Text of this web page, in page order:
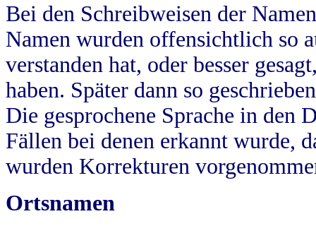
Bei den Schreibweisen der
Namen wurden offensichtlich so
verstanden hat, oder besser
haben. Später dann so
Die gesprochene Sprache in
Fällen bei denen erkannt wurde,
wurden Korrekturen
Ortsnamen